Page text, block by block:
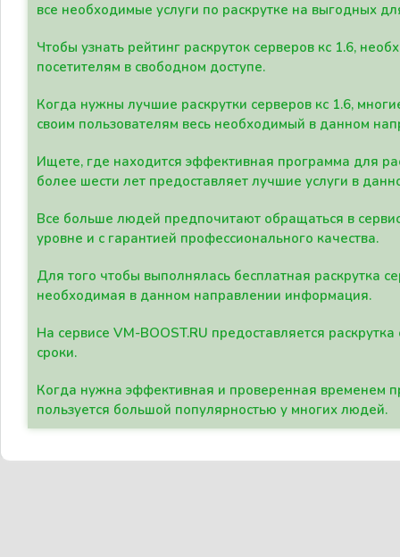
все необходимые услуги по раскрутке на выгодных
Чтобы узнать рейтинг раскруток серверов кс 1.6,
посетителям в свободном доступе.
Когда нужны лучшие раскрутки серверов кс 1.6,
своим пользователям весь необходимый в данном
Ищете, где находится эффективная программа для
более шести лет предоставляет лучшие услуги в
Все больше людей предпочитают обращаться в
уровне и с гарантией профессионального качества.
Для того чтобы выполнялась бесплатная раскрутка
необходимая в данном направлении информация.
На сервисе VM-BOOST.RU предоставляется
сроки.
Когда нужна эффективная и проверенная временем
пользуется большой популярностью у многих людей.